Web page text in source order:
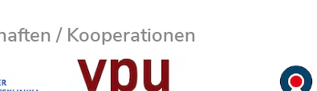
/ Kooperationen